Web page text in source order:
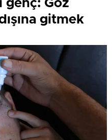
genç: Göz
gitmek